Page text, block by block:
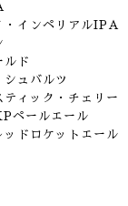
インペリアルIPA
ルド
ュバルツ
ィック・チェリー
ペールエール
ドロケットエール